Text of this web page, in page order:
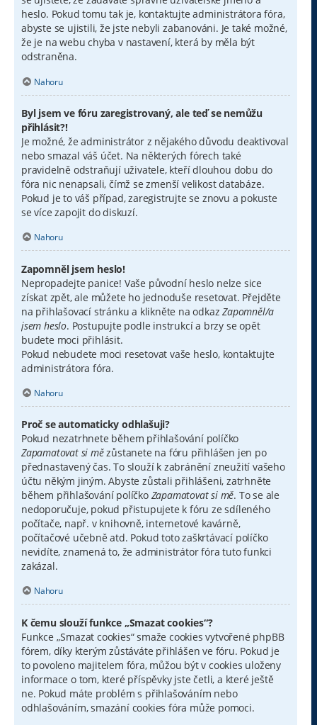
heslo. Pokud tomu tak je, kontaktujte administrátora fóra,
abyste se ujistili, že jste nebyli zabanováni. Je také možné,
že je na webu chyba v nastavení, která by měla být
odstraněna.
Nahoru
Byl jsem ve fóru zaregistrovaný, ale teď se nemůžu
přihlásit?!
Je možné, že administrátor z nějakého důvodu deaktivoval
nebo smazal váš účet. Na některých fórech také
pravidelně odstraňují uživatele, kteří dlouhou dobu do
fóra nic nenapsali, čímž se zmenší velikost databáze.
Pokud je to váš případ, zaregistrujte se znovu a pokuste
se více zapojit do diskuzí.
Nahoru
Zapomněl jsem heslo!
Nepropadejte panice! Vaše původní heslo nelze sice
získat zpět, ale můžete ho jednoduše resetovat. Přejděte
na přihlašovací stránku a klikněte na odkazZapomněl/a
jsem heslo. Postupujte podle instrukcí a brzy se opět
budete moci přihlásit.
Pokud nebudete moci resetovat vaše heslo, kontaktujte
administrátora fóra.
Nahoru
Proč se automaticky odhlašuji?
Pokud nezatrhnete během přihlašování políčko
Zapamatovat si mězůstanete na fóru přihlášen jen po
přednastavený čas. To slouží k zabránění zneužití vašeho
účtu někým jiným. Abyste zůstali přihlášeni, zatrhněte
během přihlašování políčko Zapamatovat si mě. To se ale
nedoporučuje, pokud přistupujete k fóru ze sdíleného
počítače, např. v knihovně, internetové kavárně,
počítačové učebně atd. Pokud toto zaškrtávací políčko
nevidíte, znamená to, že administrátor fóra tuto funkci
zakázal.
Nahoru
K čemu slouží funkce „Smazat cookies“?
Funkce „Smazat cookies“ smaže cookies vytvořené phpBB
fórem, díky kterým zůstáváte přihlášen ve fóru. Pokud je
to povoleno majitelem fóra, můžou být v cookies uloženy
informace o tom, které příspěvky jste četli, a které ještě
ne. Pokud máte problém s přihlašováním nebo
odhlašováním, smazání cookies fóra může pomoci.